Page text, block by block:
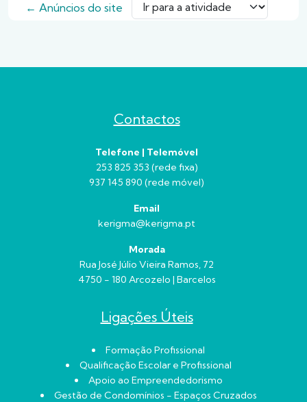
← Anúncios do site Ir para a atividade
Contactos
Telefone | Telemóvel
253 825 353 (rede fixa)
937 145 890 (rede móvel)
Email
kerigma@kerigma.pt
Morada
Rua José Júlio Vieira Ramos, 72
4750 - 180 Arcozelo | Barcelos
Ligações Úteis
Formação Profissional
Qualificação Escolar e Profissional
Apoio ao Empreendedorismo
Gestão de Condomínios - Espaços Cruzados